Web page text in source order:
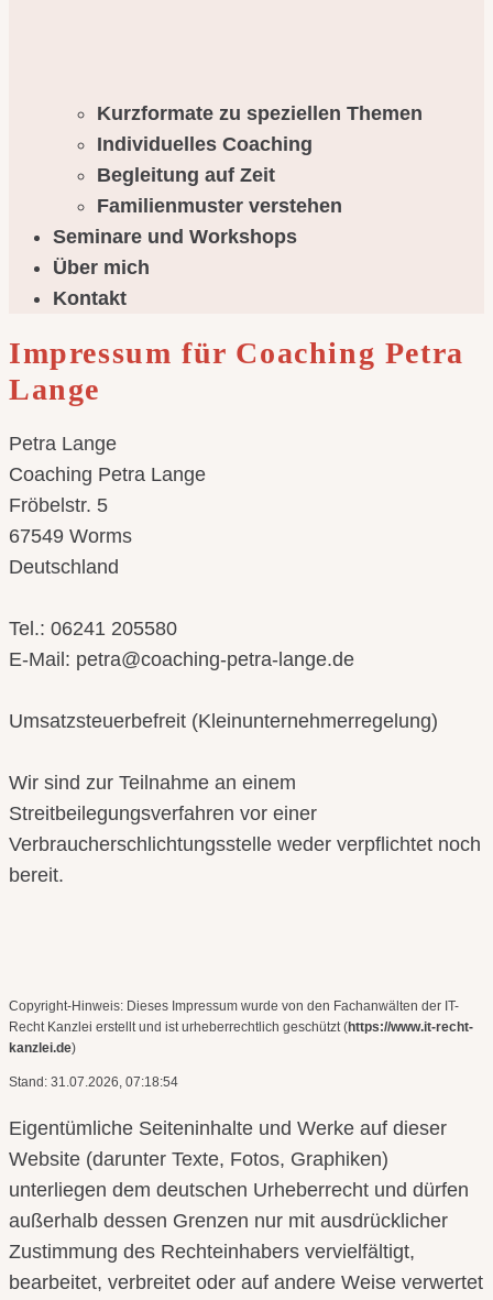
Kurzformate zu speziellen Themen
Individuelles Coaching
Begleitung auf Zeit
Familienmuster verstehen
Seminare und Workshops
Über mich
Kontakt
Impressum für Coaching Petra
Lange
Petra Lange
Coaching Petra Lange
Fröbelstr. 5
67549 Worms
Deutschland
Tel.: 06241 205580
E-Mail: petra@coaching-petra-lange.de
Umsatzsteuerbefreit (Kleinunternehmerregelung)
Wir sind zur Teilnahme an einem
Streitbeilegungsverfahren vor einer
Verbraucherschlichtungsstelle weder verpflichtet noch
bereit.
Copyright-Hinweis: Dieses Impressum wurde von den Fachanwälten der IT-
Recht Kanzlei erstellt und ist urheberrechtlich geschützt (https://www.it-recht-
kanzlei.de)
Stand: 31.07.2026, 07:18:54
Eigentümliche Seiteninhalte und Werke auf dieser
Website (darunter Texte, Fotos, Graphiken)
unterliegen dem deutschen Urheberrecht und dürfen
außerhalb dessen Grenzen nur mit ausdrücklicher
Zustimmung des Rechteinhabers vervielfältigt,
bearbeitet, verbreitet oder auf andere Weise verwertet